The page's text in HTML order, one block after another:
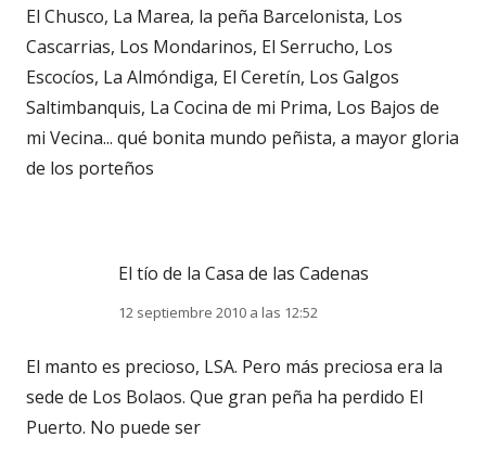
El Chusco, La Marea, la peña Barcelonista, Los
Cascarrias, Los Mondarinos, El Serrucho, Los
Escocíos, La Almóndiga, El Ceretín, Los Galgos
Saltimbanquis, La Cocina de mi Prima, Los Bajos de
mi Vecina... qué bonita mundo peñista, a mayor gloria
de los porteños
El tío de la Casa de las Cadenas
12 septiembre 2010 a las 12:52
El manto es precioso, LSA. Pero más preciosa era la
sede de Los Bolaos. Que gran peña ha perdido El
Puerto. No puede ser